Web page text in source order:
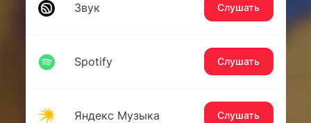
Звук Слушать
Spotify Слушать
Яндекс Музыка Слушать